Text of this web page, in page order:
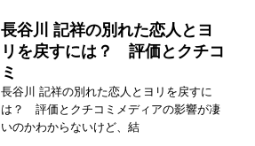
長谷川 記祥の別れた恋人とヨ
リを戻すには？ 評価とクチコ
ミ
長谷川 記祥の別れた恋人とヨリを戻すに
は？ 評価とクチコミメディアの影響が凄
いのかわからないけど、結